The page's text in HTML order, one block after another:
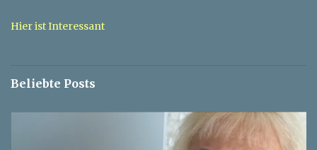
a
Hier ist Interessant
Beliebte Posts